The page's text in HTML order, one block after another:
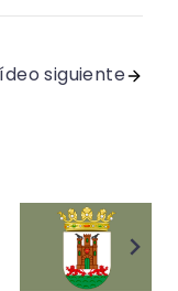
siguiente